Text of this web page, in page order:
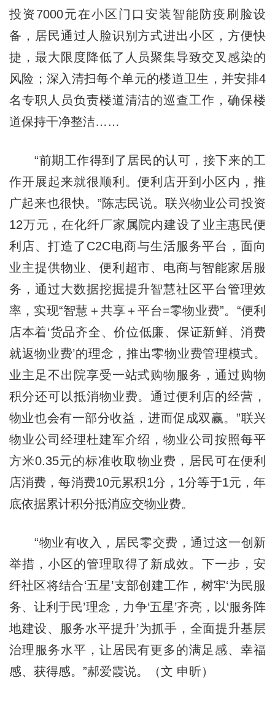
投资7000元在小区门口安装智能防疫刷脸设
备，居民通过人脸识别方式进出小区，方便快
捷，最大限度降低了人员聚集导致交叉感染的
风险；深入清扫每个单元的楼道卫生，并安排4
名专职人员负责楼道清洁的巡查工作，确保楼
道保持干净整洁……
“前期工作得到了居民的认可，接下来的工
作开展起来就很顺利。便利店开到小区内，推
广起来也很快。”陈志民说。联兴物业公司投资
12万元，在化纤厂家属院内建设了业主惠民便
利店、打造了C2C电商与生活服务平台，面向
业主提供物业、便利超市、电商与智能家居服
务，通过大数据挖掘提升智慧社区平台管理效
率，实现“智慧＋共享＋平台=零物业费”。“便利
店本着‘货品齐全、价位低廉、保证新鲜、消费
就返物业费’的理念，推出零物业费管理模式。
业主足不出院享受一站式购物服务，通过购物
积分还可以抵消物业费。通过便利店的经营，
物业也会有一部分收益，进而促成双赢。”联兴
物业公司经理杜建军介绍，物业公司按照每平
方米0.35元的标准收取物业费，居民可在便利
店消费，每消费10元累积1分，1分等于1元，年
底依据累计积分抵消应交物业费。
“物业有收入，居民零交费，通过这一创新
举措，小区的管理取得了新成效。下一步，安
纤社区将结合‘五星’支部创建工作，树牢‘为民服
务、让利于民’理念，力争‘五星’齐亮，以‘服务阵
地建设、服务水平提升’为抓手，全面提升基层
治理服务水平，让居民有更多的满足感、幸福
感、获得感。”郝爱霞说。（文 申昕）